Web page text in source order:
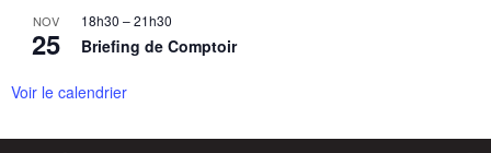
NOV
25
18h30 –21h30
Briefing de Comptoir
Voir le calendrier